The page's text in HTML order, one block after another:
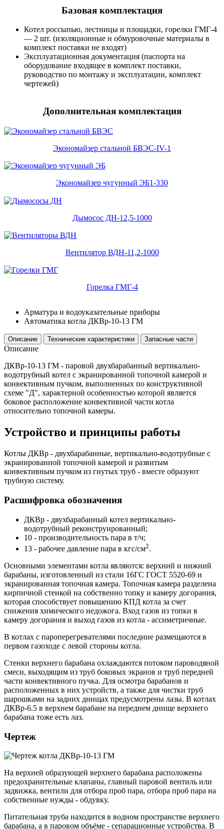
Базовая комплектация
Котел россыпью, лестницы и площадки, горелки ГМГ-4
— 2 шт. (изоляционные и обмуровочные материалы в
комплект поставки не входят)
Эксплуатационная документация (паспорта на
оборудование входящее в комплект поставки,
руководство по монтажу и эксплуатации, комплект
чертежей)
Дополнительная комплектация
Экономайзер стальной БВЭС-IV-1
Экономайзер чугунный ЭБ1-330
Дымосос ДН-12,5-1000
Вентилятор ВДН-11,2-1000
Горелка ГМГ-4
Арматура и водоуказательные приборы
Автоматика котла ДКВр-10-13 ГМ
Описание Технические характеристики Запасные части
Описание
ДКВр-10-13 ГМ - паровой двухбарабанный вертикально-
водотрубный котел с экранированной топочной камерой и
конвективным пучком, выполненных по конструктивной
схеме "Д", характерной особенностью которой является
боковое расположение конвективной части котла
относительно топочной камеры.
Устройство и принципы работы
Котлы ДКВр - двухбарабанные, вертикально-водотрубные с
экранированной топочной камерой и развитым
конвективным пучком из гнутых труб - вместе образуют
трубную систему.
Расшифровка обозначения
ДКВр - двухбарабанный котел вертикально-
водотрубный реконструированный;
10 - производительность пара в т/ч;
13 - рабочее давление пара в кгс/см2.
Основными элементами котла являются: верхний и нижний
барабаны, изготовленный из стали 16ГС ГОСТ 5520-69 и
экранированная топочная камера. Топочная камера разделена
кирпичной стенкой на собственно топку и камеру догорания,
которая способствует повышению КПД котла за счет
снижения химического недожога. Вход газов из топки в
камеру догорания и выход газов из котла - ассиметричные.
В котлах с пароперегревателями последние размещаются в
первом газоходе с левой стороны котла.
Стенки верхнего барабана охлаждаются потоком пароводяной
смеси, выходящим из труб боковых экранов и труб передней
части конвективного пучка. Для осмотра барабанов и
расположенных в них устройств, а также для чистки труб
шарошками на задних днищах предусмотрены лазы. В котлах
ДКВр-6.5 в верхнем барабане на переднем днище верхнего
барабана тоже есть лаз.
Чертеж
На верхней образующей верхнего барабана расположены
предохранительные клапаны, главный паровой вентиль или
задвижка, вентили для отбора проб пара, отбора проб пара на
собственные нужды - обдувку.
Питательная труба находится в водном пространстве верхнего
барабана, а в паровом объёме - сепарационные устройства. В